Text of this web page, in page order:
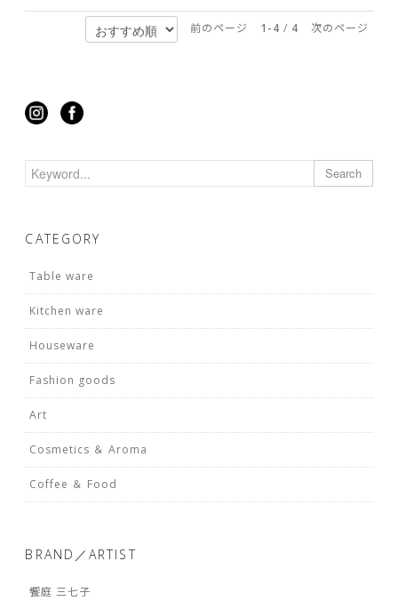
前のページ 1-4 / 4 次のページ
Search
CATEGORY
Table ware
Kitchen ware
Houseware
Fashion goods
Art
Cosmetics ＆ Aroma
Coffee ＆ Food
BRAND／ARTIST
饗庭 三七子